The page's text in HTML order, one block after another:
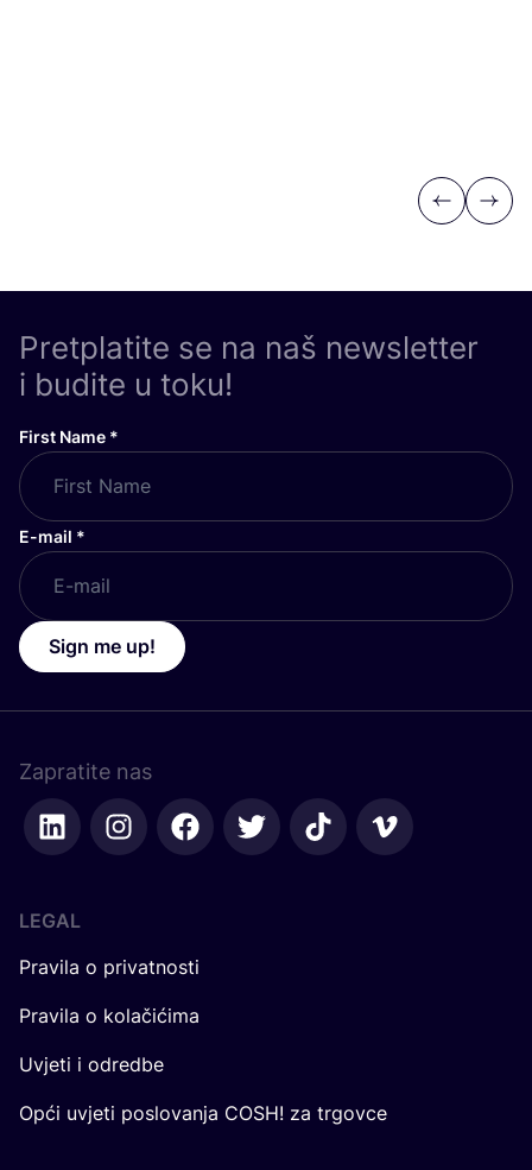
Previous
Next
Pretplatite se na naš newsletter
i budite u toku!
First Name *
E-mail *
Sign me up!
Zapratite nas
LEGAL
Pravila o privatnosti
Pravila o kolačićima
Uvjeti i odredbe
Opći uvjeti poslovanja COSH! za trgovce